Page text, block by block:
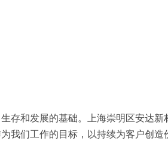
存和发展的基础。上海崇明区安达
我们工作的目标，以持续为客户创造